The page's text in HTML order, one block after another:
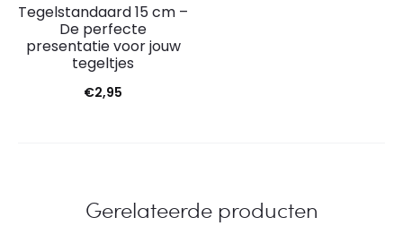
Tegelstandaard 15 cm –
De perfecte
presentatie voor jouw
tegeltjes
€2,95
Gerelateerde producten